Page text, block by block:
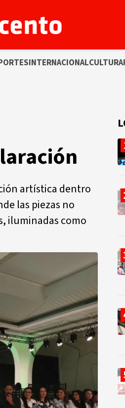
INTERNACIONALCULTURA
artística dentro
las piezas no
iluminadas como